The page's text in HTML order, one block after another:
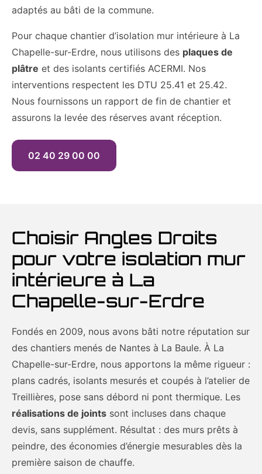
adaptés au bâti de la commune.
Pour chaque chantier d’isolation mur intérieure à La
Chapelle-sur-Erdre, nous utilisons des plaques de
plâtre et des isolants certifiés ACERMI. Nos
interventions respectent les DTU 25.41 et 25.42.
Nous fournissons un rapport de fin de chantier et
assurons la levée des réserves avant réception.
02 40 29 00 00
Choisir Angles Droits
pour votre isolation mur
intérieure à La
Chapelle-sur-Erdre
Fondés en 2009, nous avons bâti notre réputation sur
des chantiers menés de Nantes à La Baule. À La
Chapelle-sur-Erdre, nous apportons la même rigueur :
plans cadrés, isolants mesurés et coupés à l’atelier de
Treillières, pose sans débord ni pont thermique. Les
réalisations de joints sont incluses dans chaque
devis, sans supplément. Résultat : des murs prêts à
peindre, des économies d’énergie mesurables dès la
première saison de chauffe.